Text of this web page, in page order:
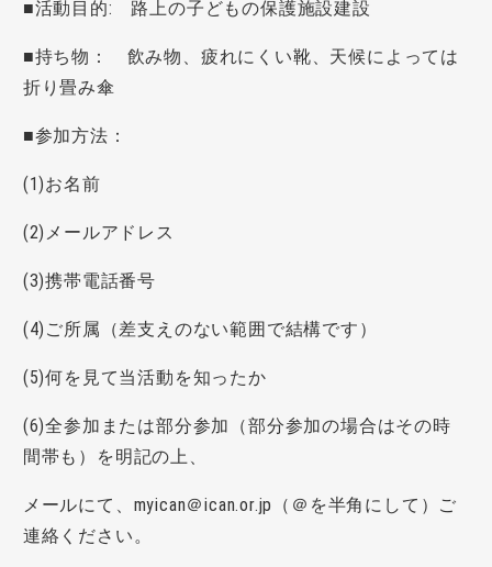
■活動目的: 路上の子どもの保護施設建設
■持ち物： 飲み物、疲れにくい靴、天候によっては
折り畳み傘
■参加方法：
(1)お名前
(2)メールアドレス
(3)携帯電話番号
(4)ご所属（差支えのない範囲で結構です）
(5)何を見て当活動を知ったか
(6)全参加または部分参加（部分参加の場合はその時
間帯も）を明記の上、
メールにて、myican＠ican.or.jp（＠を半角にして）ご
連絡ください。